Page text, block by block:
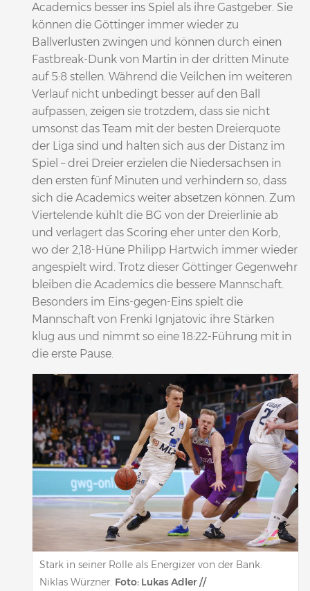
Academics besser ins Spiel als ihre Gastgeber. Sie
können die Göttinger immer wieder zu
Ballverlusten zwingen und können durch einen
Fastbreak-Dunk von Martin in der dritten Minute
auf 5:8 stellen. Während die Veilchen im weiteren
Verlauf nicht unbedingt besser auf den Ball
aufpassen, zeigen sie trotzdem, dass sie nicht
umsonst das Team mit der besten Dreierquote
der Liga sind und halten sich aus der Distanz im
Spiel – drei Dreier erzielen die Niedersachsen in
den ersten fünf Minuten und verhindern so, dass
sich die Academics weiter absetzen können. Zum
Viertelende kühlt die BG von der Dreierlinie ab
und verlagert das Scoring eher unter den Korb,
wo der 2,18-Hüne Philipp Hartwich immer wieder
angespielt wird. Trotz dieser Göttinger Gegenwehr
bleiben die Academics die bessere Mannschaft.
Besonders im Eins-gegen-Eins spielt die
Mannschaft von Frenki Ignjatovic ihre Stärken
klug aus und nimmt so eine 18:22-Führung mit in
die erste Pause.
Stark in seiner Rolle als Energizer von der Bank:
Niklas Würzner. Foto: Lukas Adler //